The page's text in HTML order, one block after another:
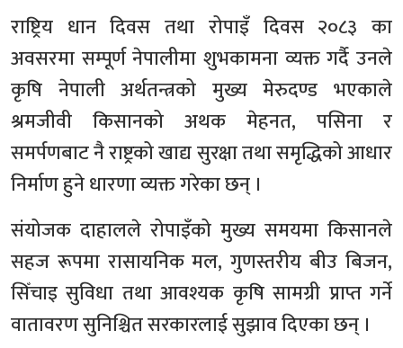
राष्ट्रिय धान दिवस तथा रोपाइँ दिवस २०८३ का
अवसरमा सम्पूर्ण नेपालीमा शुभकामना व्यक्त गर्दै उनले
कृषि नेपाली अर्थतन्त्रको मुख्य मेरुदण्ड भएकाले
श्रमजीवी किसानको अथक मेहनत, पसिना र
समर्पणबाट नै राष्ट्रको खाद्य सुरक्षा तथा समृद्धिको आधार
निर्माण हुने धारणा व्यक्त गरेका छन् ।
संयोजक दाहालले रोपाइँको मुख्य समयमा किसानले
सहज रूपमा रासायनिक मल, गुणस्तरीय बीउ बिजन,
सिँचाइ सुविधा तथा आवश्यक कृषि सामग्री प्राप्त गर्ने
वातावरण सुनिश्चित सरकारलाई सुझाव दिएका छन् ।